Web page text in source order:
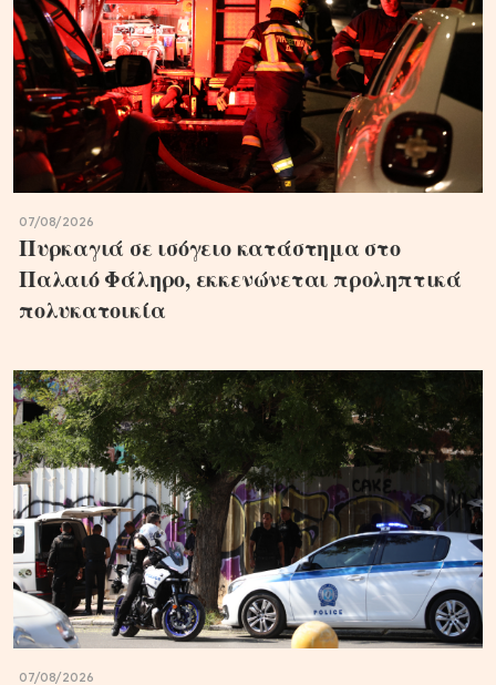
07/08/2026
Πυρκαγιά σε ισόγειο κατάστημα στο
Παλαιό Φάληρο, εκκενώνεται προληπτικά
πολυκατοικία
07/08/2026